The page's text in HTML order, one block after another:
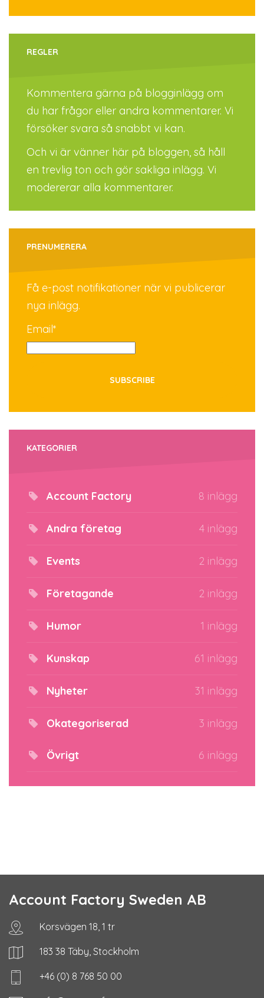
REGLER
Kommentera gärna på blogginlägg om
du har frågor eller andra kommentarer. Vi
försöker svara så snabbt vi kan.
Och vi är vänner här på bloggen, så håll
en trevlig ton och gör sakliga inlägg. Vi
modererar alla kommentarer.
PRENUMERERA
Få e-post notifikationer när vi publicerar
nya inlägg.
Email*
KATEGORIER
Account Factory 8 inlägg
Andra företag 4 inlägg
Events 2 inlägg
Företagande 2 inlägg
Humor 1 inlägg
Kunskap 61 inlägg
Nyheter 31 inlägg
Okategoriserad 3 inlägg
Övrigt 6 inlägg
Account Factory Sweden AB
Korsvägen 18, 1 tr
183 38 Täby, Stockholm
+46 (0) 8 768 50 00